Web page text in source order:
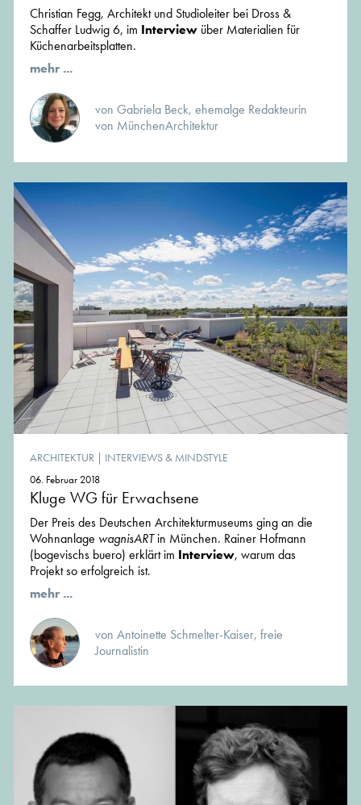
Christian Fegg, Architekt und Studioleiter bei Dross &
Schaffer Ludwig 6, im Interview über Materialien für
Küchenarbeitsplatten.
mehr ...
von Gabriela Beck, ehemalge Redakteurin
von MünchenArchitektur
ARCHITEKTUR | INTERVIEWS & MINDSTYLE
06. Februar 2018
Kluge WG für Erwachsene
Der Preis des Deutschen Architekturmuseums ging an die
Wohnanlage wagnisARTin München. Rainer Hofmann
(bogevischs buero) erklärt im Interview, warum das
Projekt so erfolgreich ist.
mehr ...
von Antoinette Schmelter-Kaiser, freie
Journalistin